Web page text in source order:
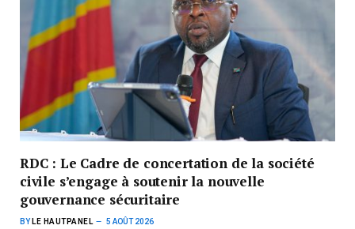
RDC : Le Cadre de concertation de la société
civile s’engage à soutenir la nouvelle
gouvernance sécuritaire
BY LE HAUTPANEL 5 AOÛT 2026